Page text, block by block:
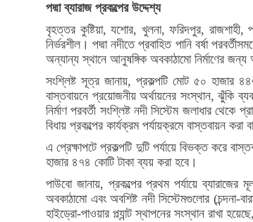
পদ্মা ব্যারাজ প্রকল্পের উদ্দেশ্য
বৃহত্তর কুষ্টিয়া, যশোর, খুলনা, ফরিদপুর,
নির্ভরশীল। পদ্মা নদীতে প্রবাহিত পানি বর্ষা
অন্যান্য স্থানে আনুষঙ্গিক অবকাঠামো নির্মাণের
সংশ্লিষ্ট সূত্র জানায়, প্রকল্পটি মোট ৫০ হাজার
বাস্তবায়নে প্রয়োজনীয় অর্থায়নের সংস্থান, ঝুঁকি
নির্মাণ পরবর্তী সংশ্লিষ্ট নদী সিস্টেম জলাধার
বিধায় প্রকল্পের কার্যক্রম পর্যায়ক্রমে বাস্তবায়ন করা
এ প্রেক্ষাপটে প্রকল্পটি দুটি পর্যায়ে বিভক্ত করে
হাজার ৪৭৪ কোটি টাকা ব্যয় করা হবে।
পাউবো জানায়, প্রকল্পের প্রথম পর্যায়ে ব্যারাজের
অবকাঠামো এবং অবশিষ্ট নদী সিস্টেমগুলোর
হাইড্রো-পাওয়ার প্ল্যান্ট স্থাপনের সংস্থান রাখা